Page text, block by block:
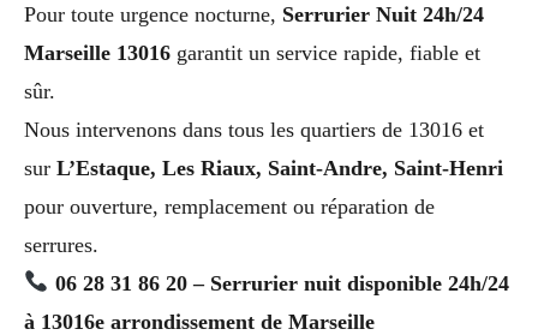
Pour toute urgence nocturne, Serrurier Nuit 24h/24
Marseille 13016 garantit un service rapide, fiable et
sûr.
Nous intervenons dans tous les quartiers de 13016 et
sur L’Estaque, Les Riaux, Saint-Andre, Saint-Henri
pour ouverture, remplacement ou réparation de
serrures.
06 28 31 86 20 – Serrurier nuit disponible 24h/24
à 13016e arrondissement de Marseille